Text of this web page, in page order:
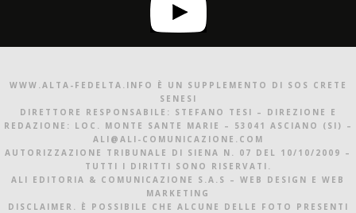
WWW.ALTA-FEDELTA.INFO È UN SUPPLEMENTO DI SOS CRETE
SENESI
DIRETTORE RESPONSABILE: STEFANO TESI – DIREZIONE E
REDAZIONE: LOC. MONTE SANTE MARIE – 53041 ASCIANO (SI) –
ALI@ALI-COMUNICAZIONE.COM
AUTORIZZAZIONE TRIBUNALE DI SIENA N. 07 DEL 10/10/2009 –
TUTTI I DIRITTI SONO RISERVATI.
ALI EDITORIA & COMUNICAZIONE S.A.S – WEB DESIGN E WEB
MARKETING
DISCLAIMER. È POSSIBILE CHE ALCUNE DELLE FOTO PRESENTI